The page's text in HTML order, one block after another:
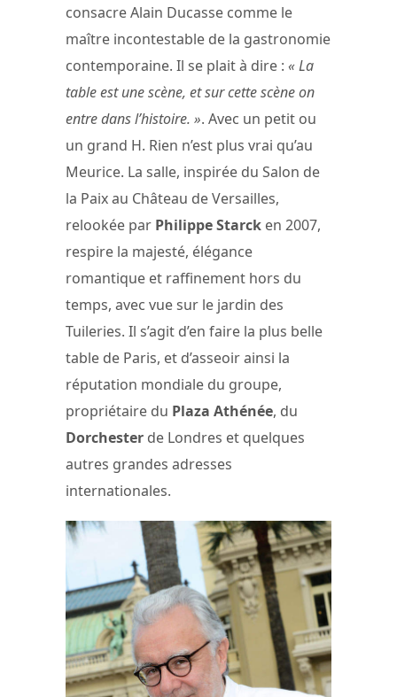
consacre Alain Ducasse comme le
maître incontestable de la gastronomie
contemporaine. Il se plait à dire : « La
table est une scène, et sur cette scène on
entre dans l’histoire. ». Avec un petit ou
un grand H. Rien n’est plus vrai qu’au
Meurice. La salle, inspirée du Salon de
la Paix au Château de Versailles,
relookée par Philippe Starck en 2007,
respire la majesté, élégance
romantique et raffinement hors du
temps, avec vue sur le jardin des
Tuileries. Il s’agit d’en faire la plus belle
table de Paris, et d’asseoir ainsi la
réputation mondiale du groupe,
propriétaire du Plaza Athénée, du
Dorchester de Londres et quelques
autres grandes adresses
internationales.